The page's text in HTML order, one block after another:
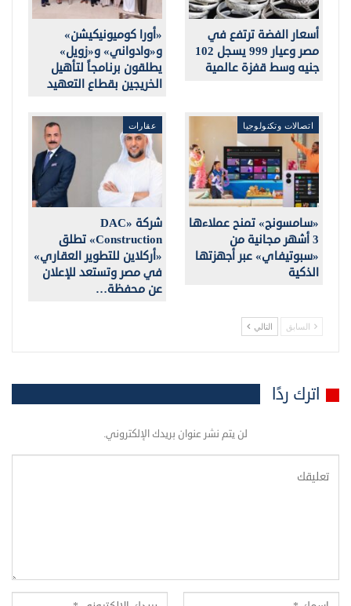
أسعار الفضة ترتفع في
مصر وعيار 999 يسجل 102
جنيه وسط قفزة عالمية
«أورا كوميونيكيشن»
و«وادواني» و«زويل»
يطلقون برنامجاً لتأهيل
الخريجين بقطاع التعهيد
اتصالات وتكنولوجيا
«سامسونج» تمنح عملاءها
3 أشهر مجانية من
«سبوتيفاي» عبر أجهزتها
الذكية
عقارات
شركة «DAC
Construction» تطلق
«أركلاين للتطوير العقاري»
في مصر وتستعد للإعلان
عن محفظة…
السابق التالي
اترك ردًا
لن يتم نشر عنوان بريدك الإلكتروني.